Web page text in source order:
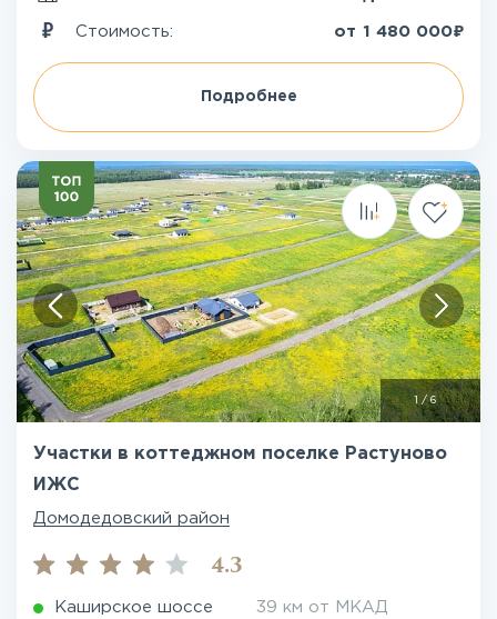
Стоимость: от 1 480 000₽
Подробнее
/6
Участки в коттеджном поселке Растуново
ИЖС
Домодедовский район
4.3
Каширское шоссе 39 км от МКАД